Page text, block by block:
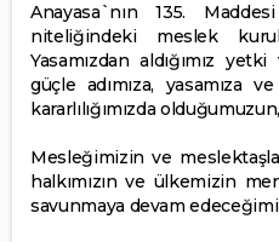
Anayasa`nın 135.
niteliğindeki meslek
Yasamızdan aldığımız
güçle adımıza, yasamıza
kararlılığımızda olduğumuzun,
Mesleğimizin ve
halkımızın ve ülkemizin
savunmaya devam